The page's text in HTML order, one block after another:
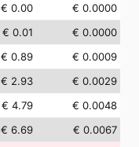
€ 0.00
€ 0.0000
€ 0.01
€ 0.0000
€ 0.89
€ 0.0009
€ 2.93
€ 0.0029
€ 4.79
€ 0.0048
€ 6.69
€ 0.0067